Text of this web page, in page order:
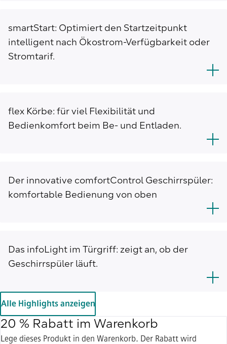
smartStart: Optimiert den Startzeitpunkt
intelligent nach Ökostrom-Verfügbarkeit oder
Stromtarif.
flex Körbe: für viel Flexibilität und
Bedienkomfort beim Be- und Entladen.
Der innovative comfortControl Geschirrspüler:
komfortable Bedienung von oben
Das infoLight im Türgriff: zeigt an, ob der
Geschirrspüler läuft.
Alle Highlights anzeigen
20 % Rabatt im Warenkorb
Lege dieses Produkt in den Warenkorb. Der Rabatt wird